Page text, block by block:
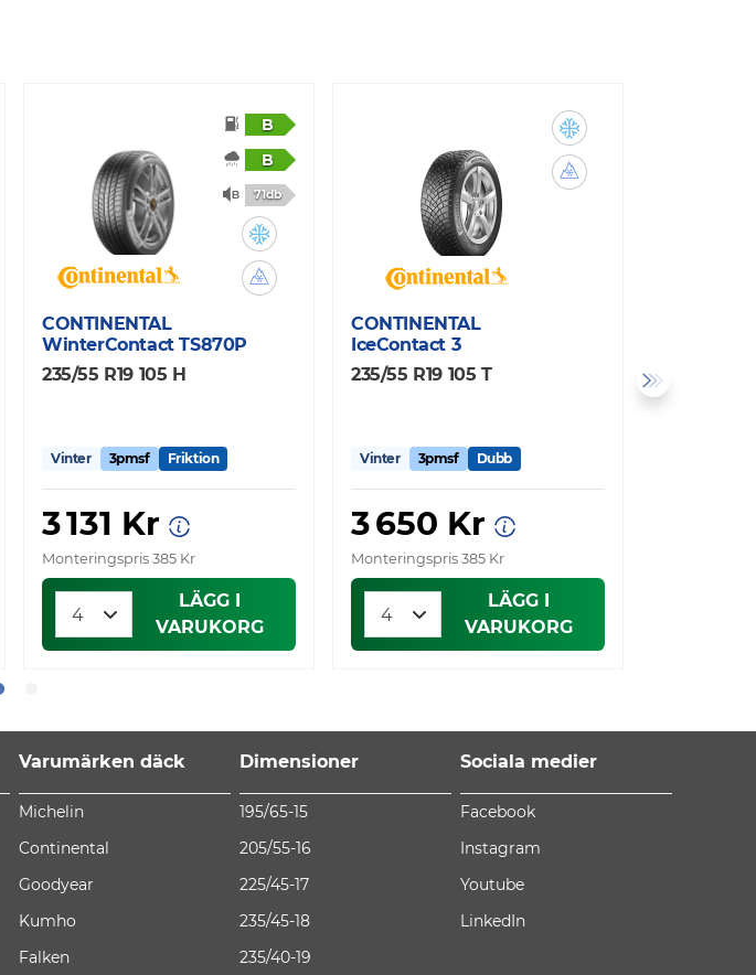
B
B
71db
CONTINENTAL
WinterContact TS870P
235/55 R19 105 H
Vinter 3pmsf Friktion
3 131 Kr
Monteringspris 385 Kr
LÄGG I
VARUKORG
CONTINENTAL
IceContact 3
235/55 R19 105 T
Vinter 3pmsf Dubb
3 650 Kr
Monteringspris 385 Kr
LÄGG I
VARUKORG
235/55
Varumärken däck
Michelin
Continental
Goodyear
Kumho
Falken
Dimensioner
195/65-15
205/55-16
225/45-17
235/45-18
235/40-19
Sociala medier
Facebook
Instagram
Youtube
LinkedIn